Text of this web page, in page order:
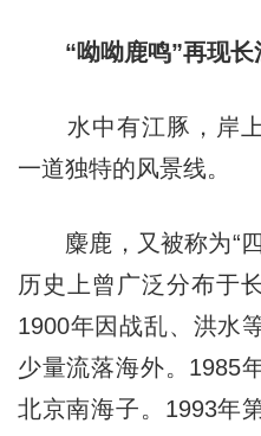
“呦呦鹿鸣”再现长
水中有江豚，岸上
一道独特的风景线。
麋鹿，又被称为“四
历史上曾广泛分布于
1900年因战乱、洪水
少量流落海外。1985
北京南海子。1993年